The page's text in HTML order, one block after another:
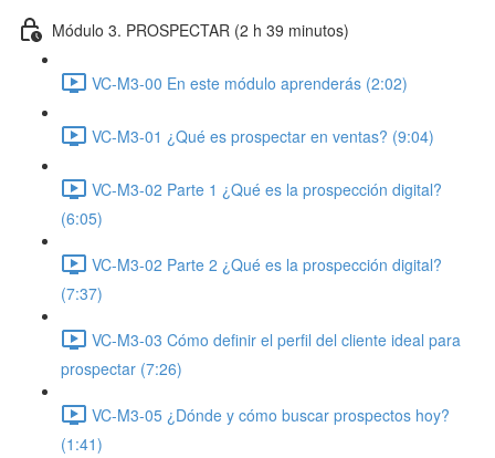
Módulo 3. PROSPECTAR (2 h 39 minutos)
VC-M3-00 En este módulo aprenderás (2:02)
VC-M3-01 ¿Qué es prospectar en ventas? (9:04)
VC-M3-02 Parte 1 ¿Qué es la prospección digital?
(6:05)
VC-M3-02 Parte 2 ¿Qué es la prospección digital?
(7:37)
VC-M3-03 Cómo definir el perfil del cliente ideal para
prospectar (7:26)
VC-M3-05 ¿Dónde y cómo buscar prospectos hoy?
(1:41)